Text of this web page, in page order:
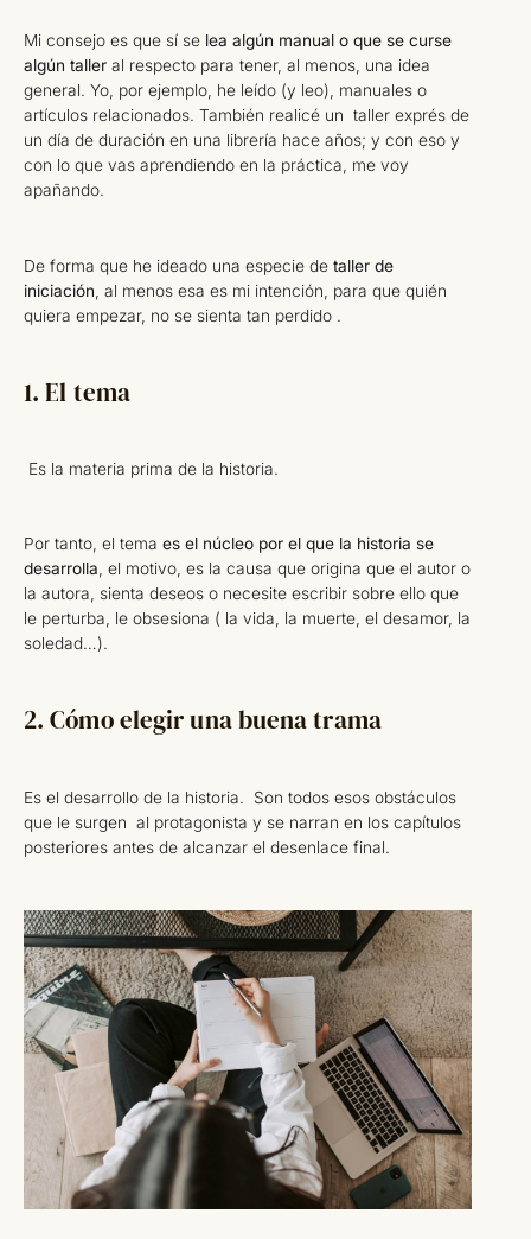
Mi consejo es que sí se lea algún manual o que se curse
algún taller al respecto para tener, al menos, una idea
general. Yo, por ejemplo, he leído (y leo), manuales o
artículos relacionados. También realicé un taller exprés de
un día de duración en una librería hace años; y con eso y
con lo que vas aprendiendo en la práctica, me voy
apañando.
De forma que he ideado una especie de taller de
iniciación , al menos esa es mi intención, para que quién
quiera empezar, no se sienta tan perdido .
1. El tema
Es la materia prima de la historia.
Por tanto, el tema es el núcleo por el que la historia se
desarrolla, el motivo, es la causa que origina que el autor o
la autora, sienta deseos o necesite escribir sobre ello que
le perturba, le obsesiona ( la vida, la muerte, el desamor, la
soledad…).
2. Cómo elegir una buena trama
Es el desarrollo de la historia. Son todos esos obstáculos
que le surgen al protagonista y se narran en los capítulos
posteriores antes de alcanzar el desenlace final.